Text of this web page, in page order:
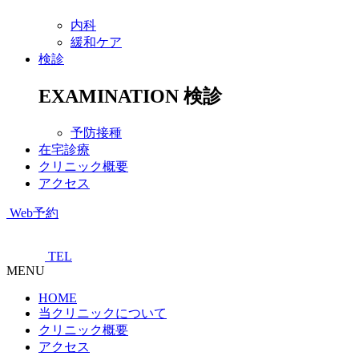
内科
緩和ケア
検診
EXAMINATION 検診
予防接種
在宅診療
クリニック概要
アクセス
Web予約
TEL
MENU
HOME
当クリニックについて
クリニック概要
アクセス